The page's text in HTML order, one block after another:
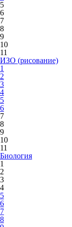
5
6
7
8
9
10
11
ИЗО (рисование)
1
2
3
4
5
6
7
8
9
10
11
Биология
1
2
3
4
5
6
7
8